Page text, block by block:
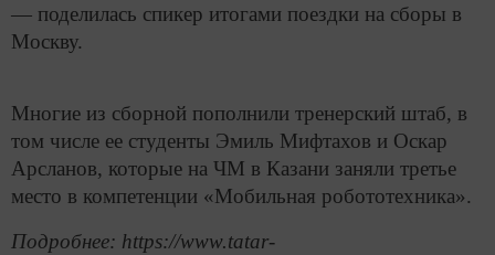
— поделилась спикер итогами поездки на сборы в
Москву.
Многие из сборной пополнили тренерский штаб, в
том числе ее студенты Эмиль Мифтахов и Оскар
Арсланов, которые на ЧМ в Казани заняли третье
место в компетенции «Мобильная робототехника».
Подробнее: https://www.tatar-